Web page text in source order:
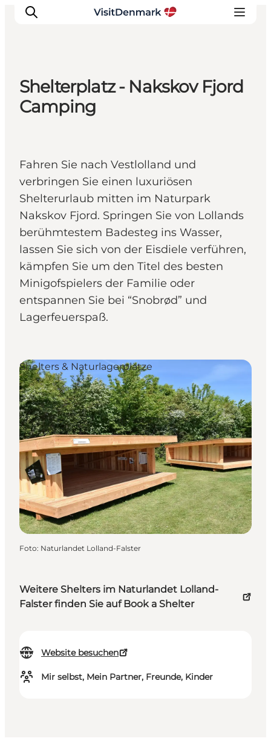
Inspiration
Regionen
Reiseplanung
Shelterplatz - Nakskov Fjord
Camping
Fahren Sie nach Vestlolland und
verbringen Sie einen luxuriösen
Shelterurlaub mitten im Naturpark
Nakskov Fjord. Springen Sie von Lollands
berühmtestem Badesteg ins Wasser,
lassen Sie sich von der Eisdiele verführen,
kämpfen Sie um den Titel des besten
Minigofspielers der Familie oder
entspannen Sie bei “Snobrød” und
Lagerfeuerspaß.
Weitere Shelters im Naturlandet Lolland-
Falster finden Sie auf Book a Shelter
Website besuchen
Mir selbst, Mein Partner, Freunde, Kinder
Shelters & Naturlagerplätze
Foto: Naturlandet Lolland-Falster